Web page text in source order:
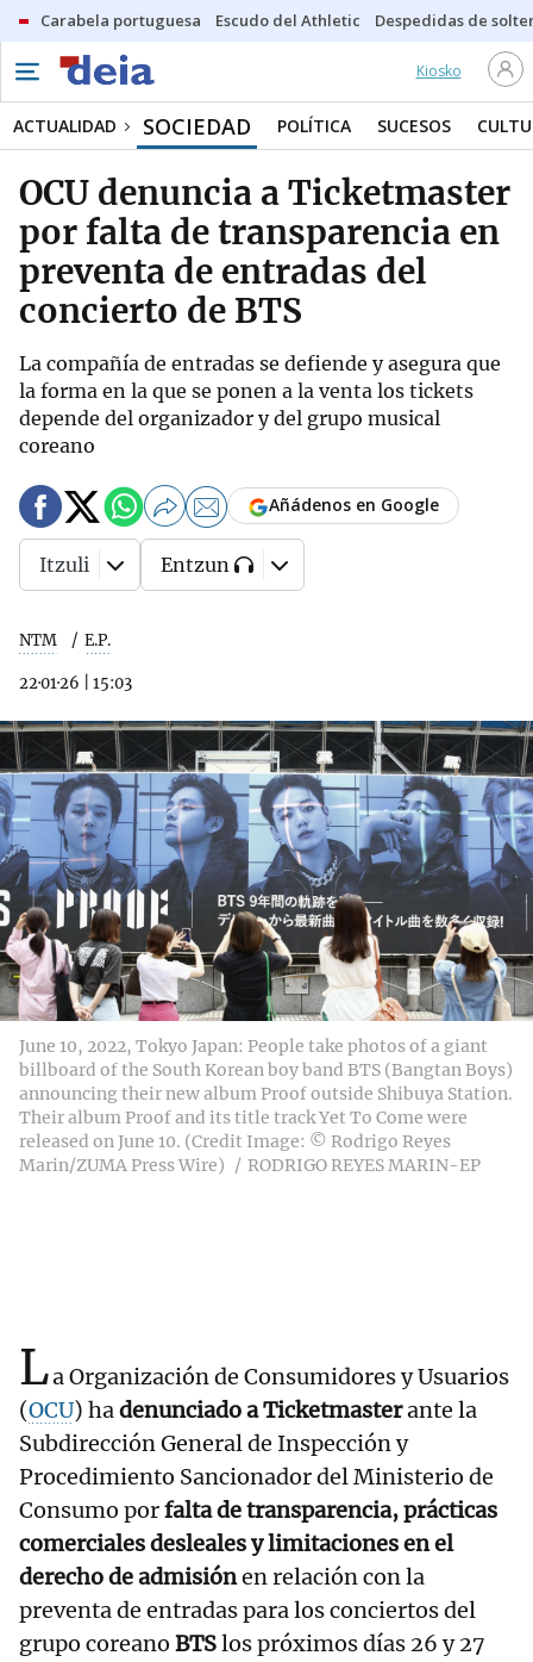
Carabela portuguesa Escudo del Athletic Despedidas de
Kiosko
ACTUALIDAD SOCIEDAD POLÍTICA SUCESOS
OCU denuncia a Ticketmaster
por falta de transparencia en
preventa de entradas del
concierto de BTS
La compañía de entradas se defiende y asegura que
la forma en la que se ponen a la venta los tickets
depende del organizador y del grupo musical
coreano
NTM E.P.
22·01·26 15:03
Añádenos en Google
Itzuli Entzun
June 10, 2022, Tokyo Japan: People take photos of a giant
billboard of the South Korean boy band BTS (Bangtan Boys)
announcing their new album Proof outside Shibuya Station.
Their album Proof and its title track Yet To Come were
released on June 10. (Credit Image: © Rodrigo Reyes
Marin/ZUMA Press Wire)
RODRIGO REYES MARIN-EP
La Organización de Consumidores y Usuarios
(OCU) hadenunciado a Ticketmasterante la
Subdirección General de Inspección y
Procedimiento Sancionador del Ministerio de
Consumo porfalta de transparencia, prácticas
comerciales desleales y limitaciones en el
derecho de admisiónen relación con la
preventa de entradas para los conciertos del
grupo coreano BTSlos próximos días 26 y 27